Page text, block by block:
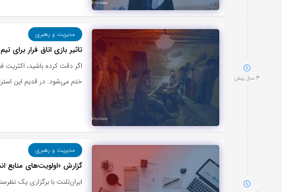
3 سال پیش
مدیریت و رهبری
تاثیر بازی اتاق فرار برای
اگر دقت کرده باشید،
ختم می‌شود. در قدیم این
مدیریت و رهبری
گزارش «اولویت‌های منابع
ایران‌تلنت با برگزاری یک